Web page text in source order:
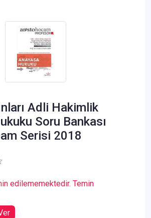
Adli Hakimlik
Soru Bankası
Serisi 2018
edilememektedir. Temin